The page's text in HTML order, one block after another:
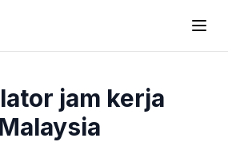
jam kerja
Malaysia